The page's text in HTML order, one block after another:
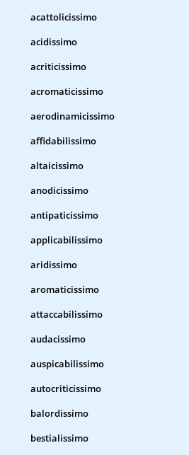
acattolicissimo
acidissimo
acriticissimo
acromaticissimo
aerodinamicissimo
affidabilissimo
altaicissimo
anodicissimo
antipaticissimo
applicabilissimo
aridissimo
aromaticissimo
attaccabilissimo
audacissimo
auspicabilissimo
autocriticissimo
balordissimo
bestialissimo